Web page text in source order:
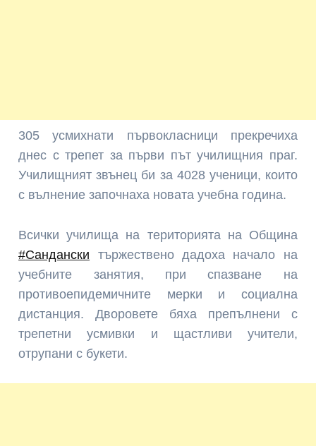
305 усмихнати първокласници прекречиха
днес с трепет за първи път училищния праг.
Училищният звънец би за 4028 ученици, които
с вълнение започнаха новата учебна година.
Всички училища на територията на Община
#Сандански тържествено дадоха начало на
учебните занятия, при спазване на
противоепидемичните мерки и социална
дистанция. Дворовете бяха препълнени с
трепетни усмивки и щастливи учители,
отрупани с букети.